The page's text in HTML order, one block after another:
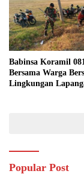
Babinsa Koramil
Bersama Warga
Lingkungan
Popular Post